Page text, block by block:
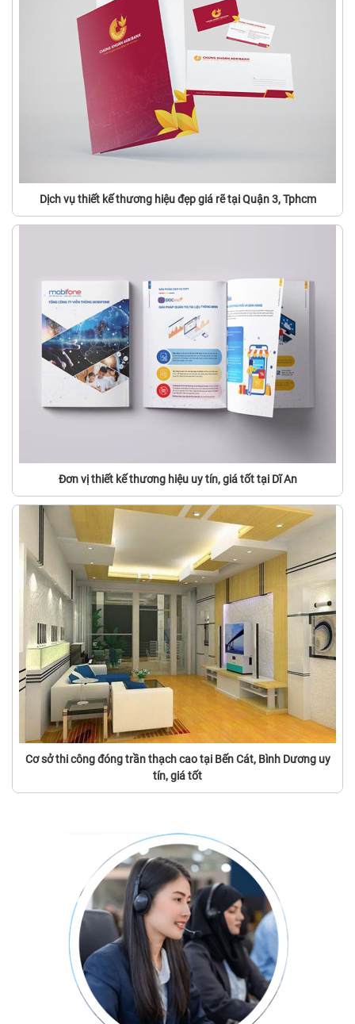
Dịch vụ thiết kế thương hiệu đẹp giá rẽ tại Quận 3, Tphcm
Đơn vị thiết kế thương hiệu uy tín, giá tốt tại Dĩ An
Cơ sở thi công đóng trần thạch cao tại Bến Cát, Bình Dương uy
tín, giá tốt